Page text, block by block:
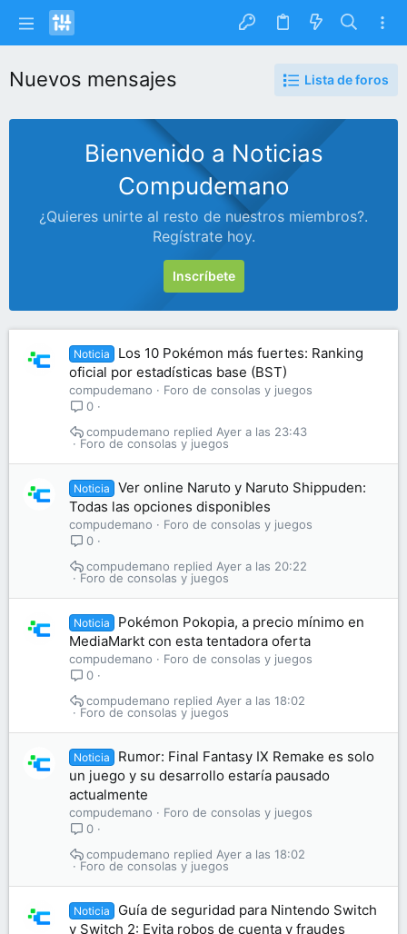
Nuevos mensajes Lista de foros
Bienvenido a Noticias
Compudemano
¿Quieres unirte al resto de nuestros miembros?.
Regístrate hoy.
Inscríbete
Noticia
Los 10 Pokémon más fuertes: Ranking
oficial por estadísticas base (BST)
compudemano
Foro de consolas y juegos
0
Foro de consolas y juegos
Ayer a las 23:43
compudemano
Noticia
Ver online Naruto y Naruto Shippuden:
Todas las opciones disponibles
compudemano
Foro de consolas y juegos
0
Foro de consolas y juegos
Ayer a las 20:22
compudemano
Noticia
Pokémon Pokopia, a precio mínimo en
MediaMarkt con esta tentadora oferta
compudemano
Foro de consolas y juegos
0
Foro de consolas y juegos
Ayer a las 18:02
compudemano
Noticia
Rumor: Final Fantasy IX Remake es solo
un juego y su desarrollo estaría pausado
actualmente
compudemano
Foro de consolas y juegos
0
Foro de consolas y juegos
Ayer a las 18:02
compudemano
Noticia
Guía de seguridad para Nintendo Switch
y Switch 2: Evita robos de cuenta y fraudes